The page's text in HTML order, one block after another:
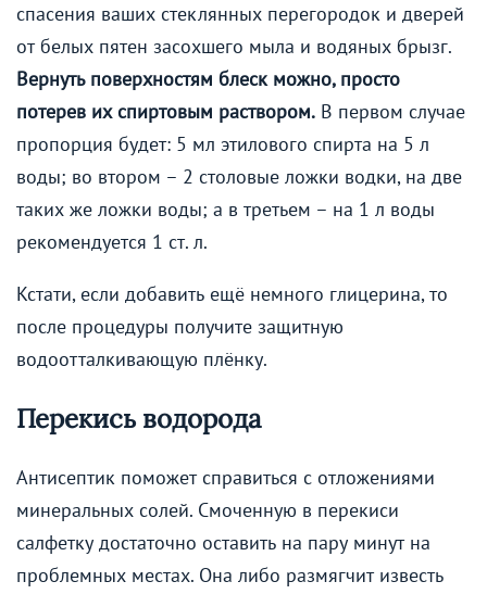
спасения ваших стеклянных перегородок и дверей
от белых пятен засохшего мыла и водяных брызг.
Вернуть поверхностям блеск можно, просто
потерев их спиртовым раствором. В первом случае
пропорция будет: 5 мл этилового спирта на 5 л
воды; во втором – 2 столовые ложки водки, на две
таких же ложки воды; а в третьем – на 1 л воды
рекомендуется 1 ст. л.
Кстати, если добавить ещё немного глицерина, то
после процедуры получите защитную
водоотталкивающую плёнку.
Перекись водорода
Антисептик поможет справиться с отложениями
минеральных солей. Смоченную в перекиси
салфетку достаточно оставить на пару минут на
проблемных местах. Она либо размягчит известь